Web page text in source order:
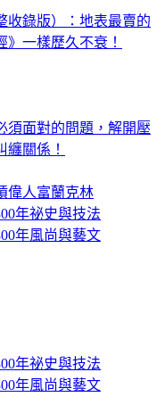
收錄版）：地表最賣的
一樣歷久不衰！
須面對的問題，解開壓
纏關係！
偉人富蘭克林
年祕史與技法
年風尚與藝文
年祕史與技法
年風尚與藝文